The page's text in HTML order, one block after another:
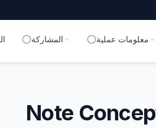
المشاركة معلومات عملية
Note